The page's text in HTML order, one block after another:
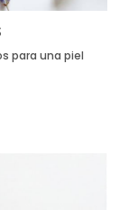
para una piel